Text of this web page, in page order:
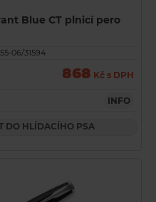
Blue CT plnicí pero
06/31594
868 Kč s DPH
INFO
DO HLÍDACÍHO PSA